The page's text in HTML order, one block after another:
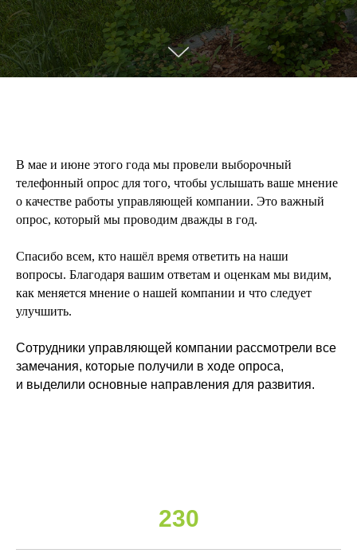
В мае и июне этого года мы провели выборочный
телефонный опрос для того, чтобы услышать ваше мнение
о качестве работы управляющей компании. Это важный
опрос, который мы проводим дважды в год.
Спасибо всем, кто нашёл время ответить на наши
вопросы. Благодаря вашим ответам и оценкам мы видим,
как меняется мнение о нашей компании и что следует
улучшить.
Сотрудники управляющей компании рассмотрели все
замечания, которые получили в ходе опроса,
и выделили основные направления для развития.
230